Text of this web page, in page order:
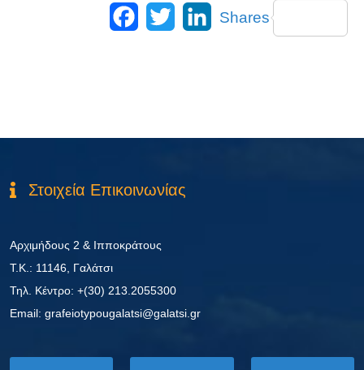
Facebook
Twitter LinkedIn
Shares
Στοιχεία Επικοινωνίας
Αρχιμήδους 2 & Ιπποκράτους
Τ.Κ.: 11146, Γαλάτσι
Τηλ. Κέντρο: +(30) 213.2055300
Εmail: grafeiotypougalatsi@galatsi.gr